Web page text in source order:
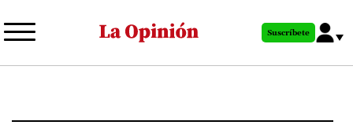
al
principal
Suscríbete